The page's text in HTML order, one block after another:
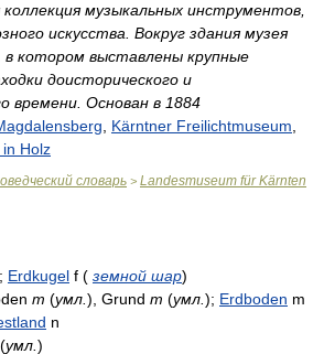
музыкальных инструментов,
искусства. Вокруг здания музея
в котором выставлены крупные
доисторического и
времени. Основан в 1884
Kärntner Freilichtmuseum
Holz
словарь > Landesmuseum für Kärnten
Erdkugel f ( земной шар)
m (умл. ) , Grund m (умл. ); Erdboden m
n
(умл. )